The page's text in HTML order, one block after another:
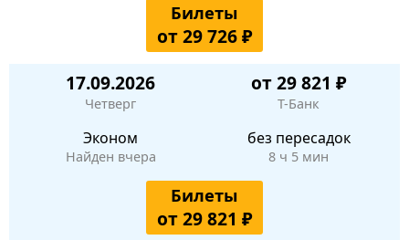
Билеты
от 29 726 ₽
17.09.2026
Четверг
от 29 821 ₽
Т-Банк
Эконом
Найден вчера
без пересадок
8 ч 5 мин
Билеты
от 29 821 ₽